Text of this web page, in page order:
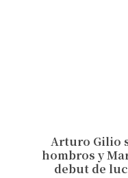
Arturo Gilio
hombros y
debut de